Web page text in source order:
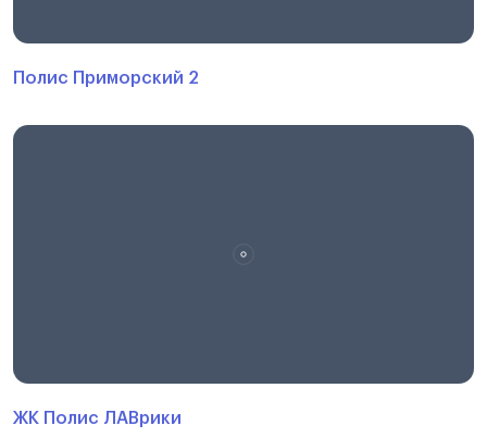
Полис Приморский 2
ЖК Полис ЛАВрики